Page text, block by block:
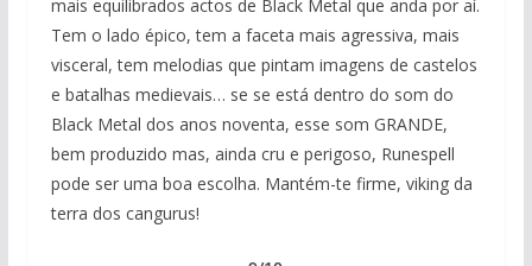
mais equilibrados actos de Black Metal que anda por aí.
Tem o lado épico, tem a faceta mais agressiva, mais
visceral, tem melodias que pintam imagens de castelos
e batalhas medievais… se se está dentro do som do
Black Metal dos anos noventa, esse som GRANDE,
bem produzido mas, ainda cru e perigoso, Runespell
pode ser uma boa escolha. Mantém-te firme, viking da
terra dos cangurus!